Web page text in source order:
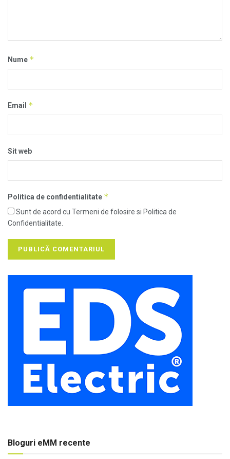
Nume *
Email *
Sit web
Politica de confidentialitate *
Sunt de acord cu Termeni de folosire si Politica de
Confidentialitate.
Bloguri eMM recente